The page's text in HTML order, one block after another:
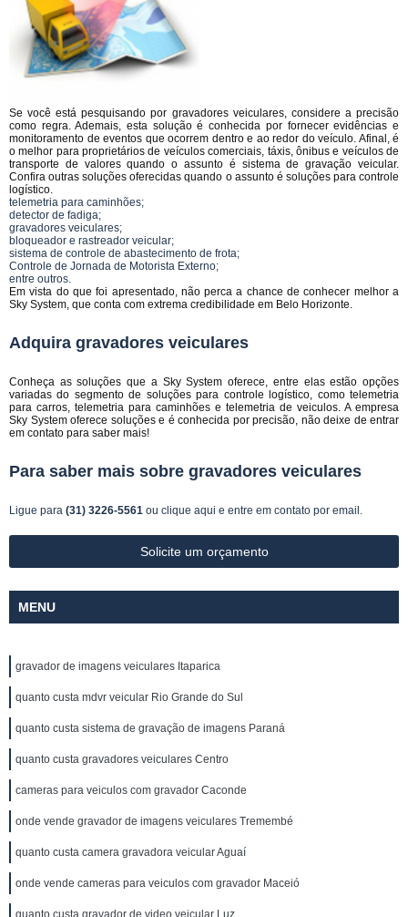
Se você está pesquisando por gravadores veiculares, considere a precisão
como regra. Ademais, esta solução é conhecida por fornecer evidências e
monitoramento de eventos que ocorrem dentro e ao redor do veículo. Afinal, é
o melhor para proprietários de veículos comerciais, táxis, ônibus e veículos de
transporte de valores quando o assunto é sistema de gravação veicular.
Confira outras soluções oferecidas quando o assunto é soluções para controle
logístico.
telemetria para caminhões;
detector de fadiga;
gravadores veiculares;
bloqueador e rastreador veicular;
sistema de controle de abastecimento de frota;
Controle de Jornada de Motorista Externo;
entre outros.
Em vista do que foi apresentado, não perca a chance de conhecer melhor a
Sky System, que conta com extrema credibilidade em Belo Horizonte.
Adquira gravadores veiculares
Conheça as soluções que a Sky System oferece, entre elas estão opções
variadas do segmento de soluções para controle logístico, como telemetria
para carros, telemetria para caminhões e telemetria de veiculos. A empresa
Sky System oferece soluções e é conhecida por precisão, não deixe de entrar
em contato para saber mais!
Para saber mais sobre gravadores veiculares
Ligue para (31) 3226-5561 ou clique aqui e entre em contato por email.
Solicite um orçamento
MENU
gravador de imagens veiculares Itaparica
quanto custa mdvr veicular Rio Grande do Sul
quanto custa sistema de gravação de imagens Paraná
quanto custa gravadores veiculares Centro
cameras para veiculos com gravador Caconde
onde vende gravador de imagens veiculares Tremembé
quanto custa camera gravadora veicular Aguaí
onde vende cameras para veiculos com gravador Maceió
quanto custa gravador de video veicular Luz